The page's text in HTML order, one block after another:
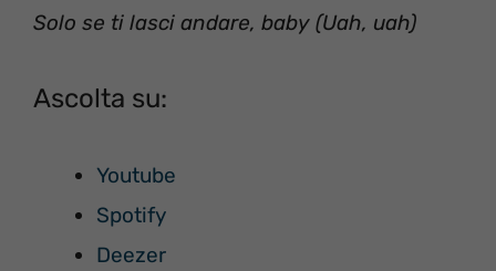
Solo se ti lasci andare, baby (Uah, uah)
Ascolta su:
Youtube
Spotify
Deezer